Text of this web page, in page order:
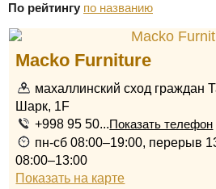
По рейтингу по названию
Macko Furniture
махаллинский сход граждан
Шарк, 1F
+998 95 50...Показать телефон
пн-сб 08:00–19:00, перерыв
08:00–13:00
Показать на карте